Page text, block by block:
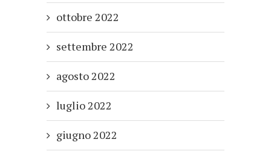
ottobre 2022
settembre 2022
agosto 2022
luglio 2022
giugno 2022